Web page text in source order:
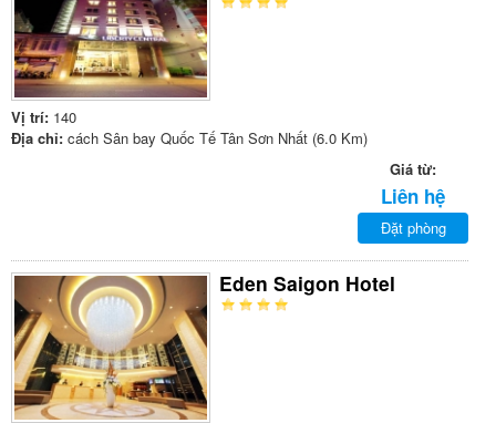
Vị trí: 140
Địa chỉ: cách Sân bay Quốc Tế Tân Sơn Nhất (6.0 Km)
Giá từ:
Liên hệ
Đặt phòng
Eden Saigon Hotel